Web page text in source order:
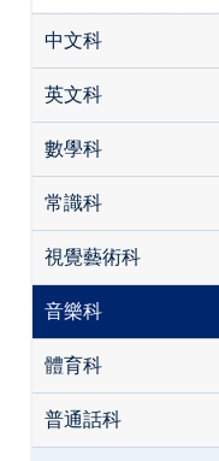
中文科
英文科
數學科
常識科
視覺藝術科
音樂科
體育科
普通話科